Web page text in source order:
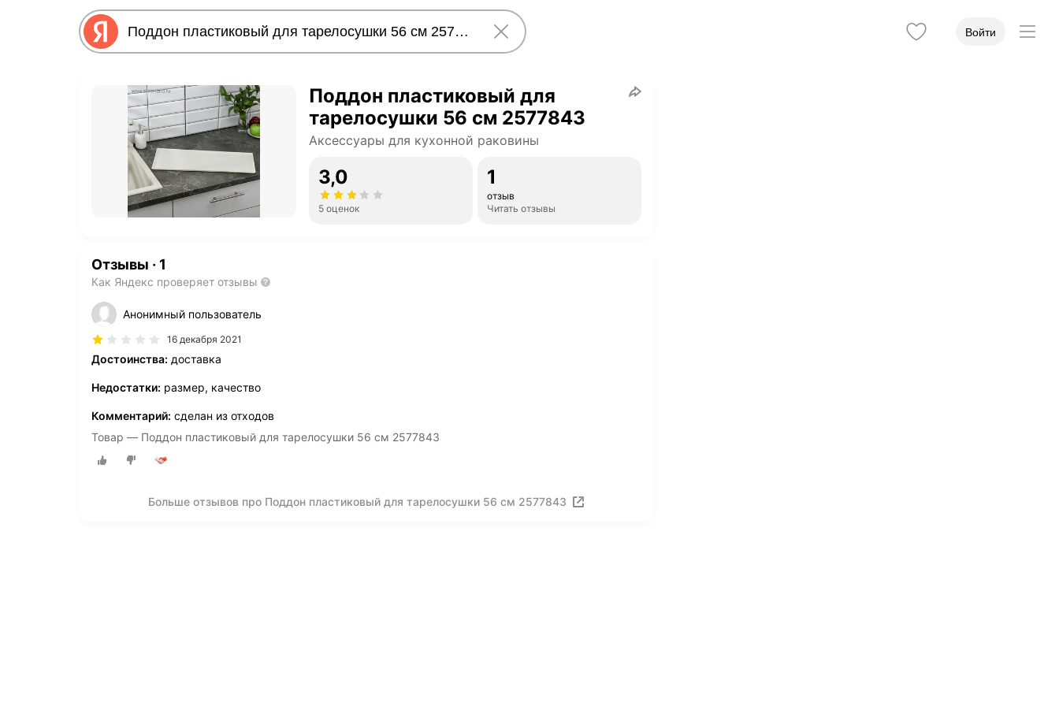
Войти
Поддон пластиковый для
тарелосушки 56 см 2577843
Аксессуары для кухонной раковины
3,0
5 оценок
1
отзыв
Читать отзывы
Отзывы · 1
Как Яндекс проверяет отзывы
Анонимный пользователь
16 декабря 2021
Достоинства: доставка
Недостатки: размер, качество
Комментарий: сделан из отходов
Товар — Поддон пластиковый для тарелосушки 56 см 2577843
Больше отзывов про Поддон пластиковый для тарелосушки 56 см 2577843